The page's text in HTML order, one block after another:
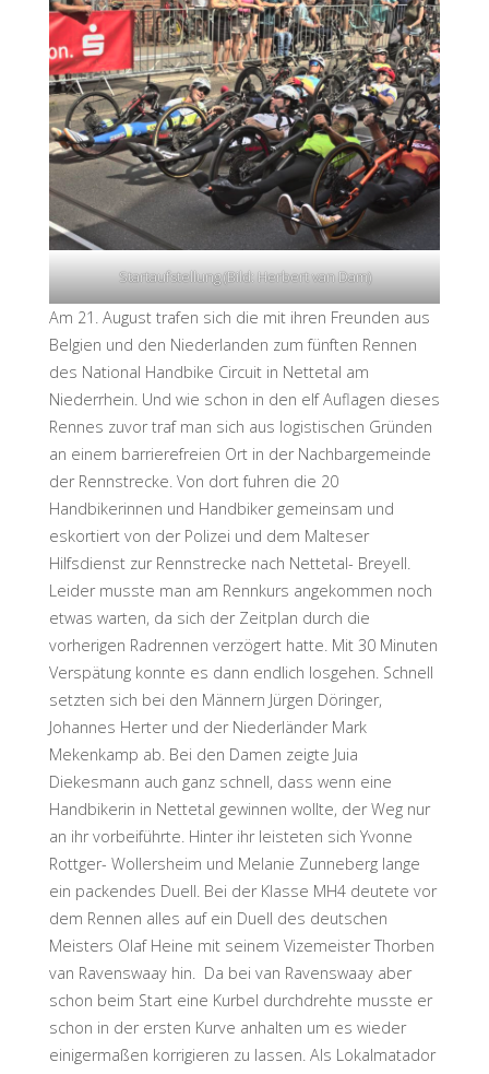
Startaufstellung (Bild: Herbert van Dam)
Am 21. August trafen sich die mit ihren Freunden aus
Belgien und den Niederlanden zum fünften Rennen
des National Handbike Circuit in Nettetal am
Niederrhein. Und wie schon in den elf Auflagen dieses
Rennes zuvor traf man sich aus logistischen Gründen
an einem barrierefreien Ort in der Nachbargemeinde
der Rennstrecke. Von dort fuhren die 20
Handbikerinnen und Handbiker gemeinsam und
eskortiert von der Polizei und dem Malteser
Hilfsdienst zur Rennstrecke nach Nettetal- Breyell.
Leider musste man am Rennkurs angekommen noch
etwas warten, da sich der Zeitplan durch die
vorherigen Radrennen verzögert hatte. Mit 30 Minuten
Verspätung konnte es dann endlich losgehen. Schnell
setzten sich bei den Männern Jürgen Döringer,
Johannes Herter und der Niederländer Mark
Mekenkamp ab. Bei den Damen zeigte Juia
Diekesmann auch ganz schnell, dass wenn eine
Handbikerin in Nettetal gewinnen wollte, der Weg nur
an ihr vorbeiführte. Hinter ihr leisteten sich Yvonne
Rottger- Wollersheim und Melanie Zunneberg lange
ein packendes Duell. Bei der Klasse MH4 deutete vor
dem Rennen alles auf ein Duell des deutschen
Meisters Olaf Heine mit seinem Vizemeister Thorben
van Ravenswaay hin. Da bei van Ravenswaay aber
schon beim Start eine Kurbel durchdrehte musste er
schon in der ersten Kurve anhalten um es wieder
einigermaßen korrigieren zu lassen. Als Lokalmatador